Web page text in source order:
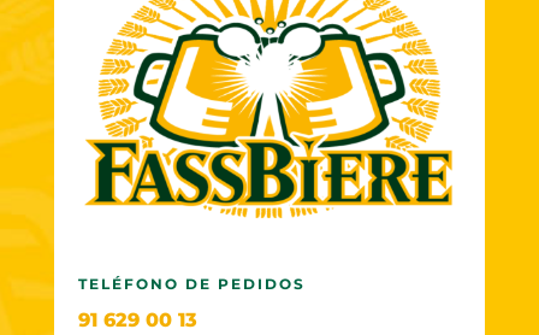
TELÉFONO DE PEDIDOS
91 629 00 13